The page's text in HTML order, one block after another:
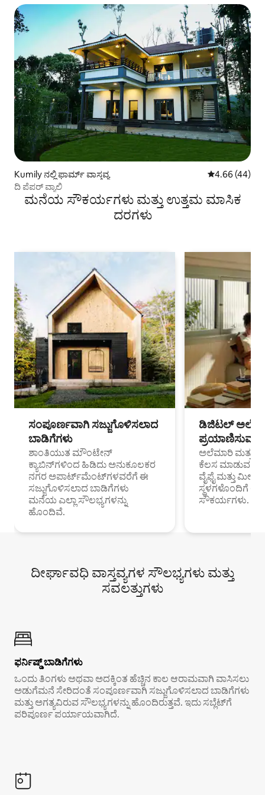
Kumily ನಲ್ಲಿ ಫಾರ್ಮ್ ವಾಸ್ತವ್ಯ 5 ರಲ್ಲಿ 4.66
4.66 (44)
ದಿ ಪೆಪರ್ ವ್ಯಾಲಿ
ಮನೆಯ ಸೌಕರ್ಯಗಳು ಮತ್ತು ಉತ್ತಮ ಮಾಸಿಕ
ದರಗಳು
ಸಂಪೂರ್ಣವಾಗಿ ಸಜ್ಜುಗೊಳಿಸಲಾದ
ಬಾಡಿಗೆಗಳು
ಶಾಂತಿಯುತ ಮೌಂಟೇನ್
ಕ್ಯಾಬಿನ್‌ಗಳಿಂದ ಹಿಡಿದು ಅನುಕೂಲಕರ
ನಗರ ಅಪಾರ್ಟ್‌ಮೆಂಟ್‌ಗಳವರೆಗೆ ಈ
ಸಜ್ಜುಗೊಳಿಸಲಾದ ಬಾಡಿಗೆಗಳು
ಮನೆಯ ಎಲ್ಲಾ ಸೌಲಭ್ಯಗಳನ್ನು
ಹೊಂದಿವೆ.
ಡಿಜಿಟಲ್
ಪ್ರಯಾಣಿಸುವ
ಅಲೆಮಾರಿ ಮತ್ತು
ಕೆಲಸ ಮಾಡುವ
ವೈಫೈ ಮತ್ತು
ಸ್ಥಳಗಳೊಂದಿಗೆ
ಸೌಕರ್ಯಗಳು.
ದೀರ್ಘಾವಧಿ ವಾಸ್ತವ್ಯಗಳ ಸೌಲಭ್ಯಗಳು ಮತ್ತು
ಸವಲತ್ತುಗಳು
ಫರ್ನಿಷ್ಡ್ ಬಾಡಿಗೆಗಳು
ಒಂದು ತಿಂಗಳು ಅಥವಾ ಅದಕ್ಕಿಂತ ಹೆಚ್ಚಿನ ಕಾಲ ಆರಾಮವಾಗಿ ವಾಸಿಸಲು
ಅಡುಗೆಮನೆ ಸೇರಿದಂತೆ ಸಂಪೂರ್ಣವಾಗಿ ಸಜ್ಜುಗೊಳಿಸಲಾದ ಬಾಡಿಗೆಗಳು
ಮತ್ತು ಅಗತ್ಯವಿರುವ ಸೌಲಭ್ಯಗಳನ್ನು ಹೊಂದಿರುತ್ತವೆ. ಇದು ಸಬ್ಲೆಟ್‌ಗೆ
ಪರಿಪೂರ್ಣ ಪರ್ಯಾಯವಾಗಿದೆ.